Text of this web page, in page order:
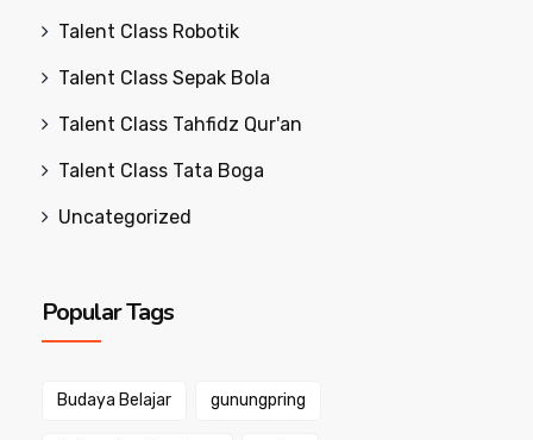
Talent Class Robotik
Talent Class Sepak Bola
Talent Class Tahfidz Qur'an
Talent Class Tata Boga
Uncategorized
Popular Tags
Budaya Belajar gunungpring